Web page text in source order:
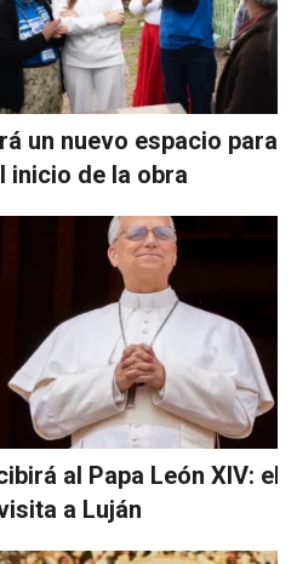
un nuevo espacio para
inicio de la obra
al Papa León XIV: el
a Luján